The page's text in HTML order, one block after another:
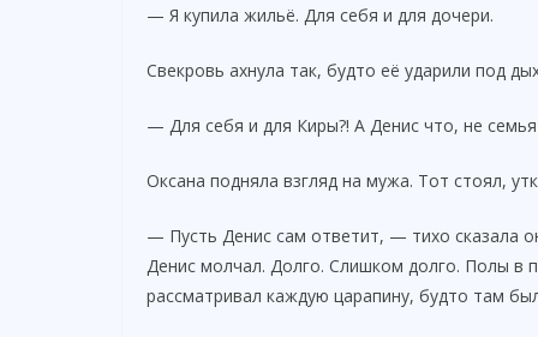
— Я купила жильё. Для себя и для дочери.
Свекровь ахнула так, будто её ударили под
— Для себя и для Киры?! А Денис что, не семья
Оксана подняла взгляд на мужа. Тот стоял,
— Пусть Денис сам ответит, — тихо сказала
Денис молчал. Долго. Слишком долго. Полы в
рассматривал каждую царапину, будто там